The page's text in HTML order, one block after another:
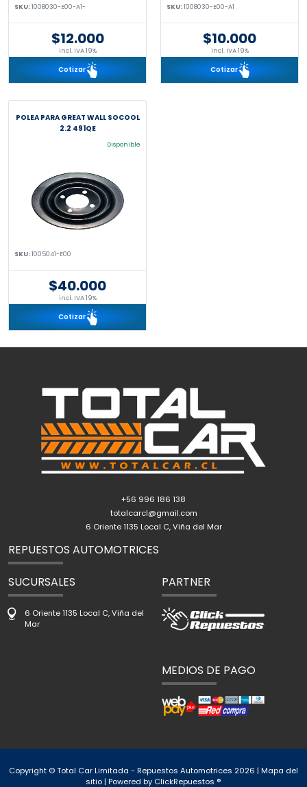
SKU:1008030-E00-A1-
$12.000
incl. IVA 19%
Cotizar
SKU:1008030-E00-A1
$10.000
incl. IVA 19%
Cotizar
POLEA PARA GREAT WALL SOCOOL
2.2 491QE
Disponible
SKU:1005041-E00
$40.000
incl. IVA 19%
Cotizar
+56 996 186 138
totalcarcl@gmail.com
6 Oriente 1135 Local C, Viña del Mar
REPUESTOS AUTOMOTRICES
SUCURSALES
6 Oriente 1135 Local C, Viña del
Mar
PARTNER
MEDIOS DE PAGO
Copyright © Total Car Limitada - Repuestos Automotrices 2026 | Mapa del
sitio| Powered by ClickRepuestos ®